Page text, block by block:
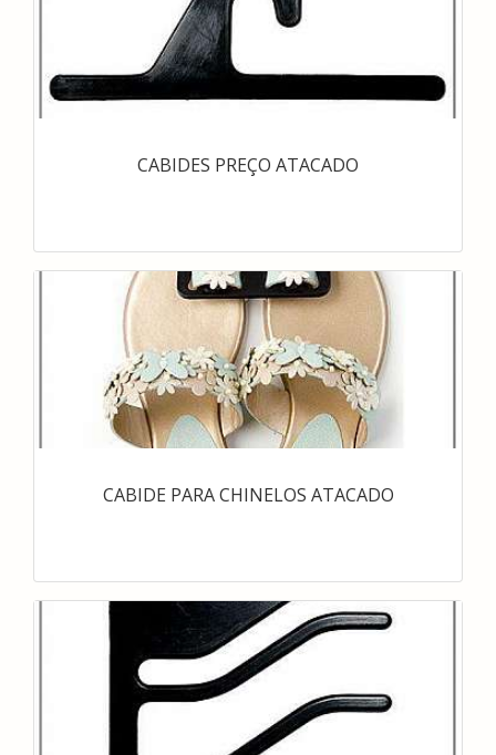
CABIDES PREÇO ATACADO
CABIDE PARA CHINELOS ATACADO